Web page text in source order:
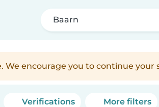
Baarn
We encourage you to continue
Verifications More filters